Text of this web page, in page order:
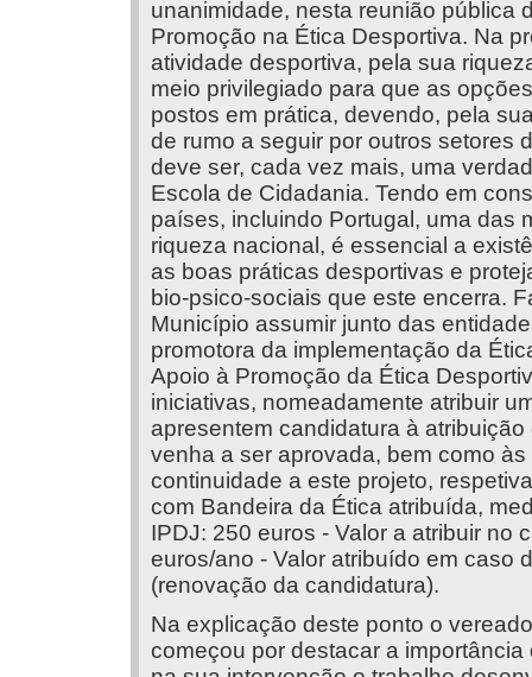
unanimidade, nesta reunião pública
Promoção na Ética Desportiva. Na
atividade desportiva, pela sua
meio privilegiado para que as
postos em prática, devendo, pela
de rumo a seguir por outros setores
deve ser, cada vez mais, uma
Escola de Cidadania. Tendo em
países, incluindo Portugal, uma das
riqueza nacional, é essencial a
as boas práticas desportivas e
bio-psico-sociais que este encerra.
Município assumir junto das
promotora da implementação da
Apoio à Promoção da Ética
iniciativas, nomeadamente atribuir
apresentem candidatura à
venha a ser aprovada, bem como
continuidade a este projeto,
com Bandeira da Ética atribuída,
IPDJ: 250 euros - Valor a atribuir no
euros/ano - Valor atribuído em caso
(renovação da candidatura).
Na explicação deste ponto o
começou por destacar a